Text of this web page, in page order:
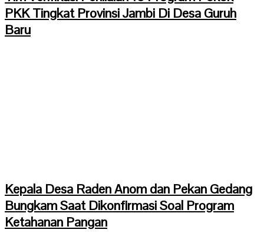
PKK Tingkat Provinsi Jambi Di Desa Guruh
Baru
Kepala Desa Raden Anom dan Pekan Gedang
Bungkam Saat Dikonfirmasi Soal Program
Ketahanan Pangan